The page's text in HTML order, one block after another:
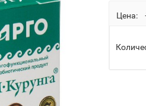
Цена: